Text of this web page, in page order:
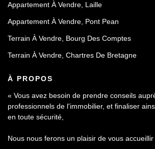
Appartement À Vendre, Laille
Appartement À Vendre, Pont Pean
Terrain À Vendre, Bourg Des Comptes
Terrain À Vendre, Chartres De Bretagne
À PROPOS
« Vous avez besoin de prendre conseils
professionnels de l'immobilier, et finaliser
en toute sécurité,
Nous nous ferons un plaisir de vous